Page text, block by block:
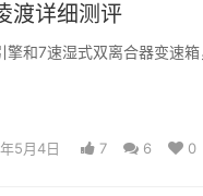
渡详细测评
和7速湿式双离合器变速
5月4日 7 6 0